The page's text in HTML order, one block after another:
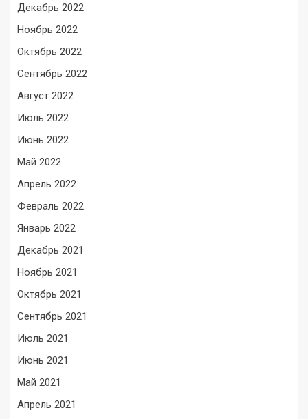
Декабрь 2022
Ноябрь 2022
Октябрь 2022
Сентябрь 2022
Август 2022
Июль 2022
Июнь 2022
Май 2022
Апрель 2022
Февраль 2022
Январь 2022
Декабрь 2021
Ноябрь 2021
Октябрь 2021
Сентябрь 2021
Июль 2021
Июнь 2021
Май 2021
Апрель 2021